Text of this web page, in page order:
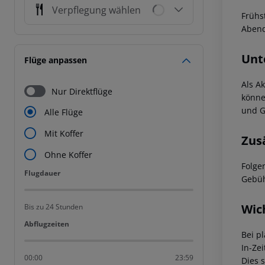
Verpflegung wählen
Flüge anpassen
Nur Direktflüge
Alle Flüge
Mit Koffer
Ohne Koffer
Flugdauer
Flugdauer
Bis zu 24 Stunden
Abflugzeiten
Abflugzeiten
00:00 23:59
Als
und
Bei
In-
Dies